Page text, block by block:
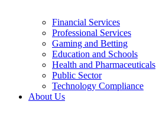
Financial Services
Professional Services
Gaming and Betting
Education and Schools
Health and Pharmaceuticals
Public Sector
Technology Compliance
About Us